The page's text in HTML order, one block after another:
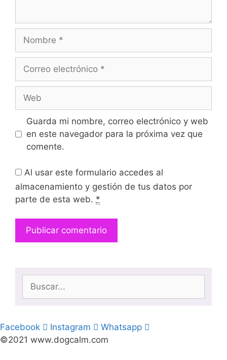
Nombre
Correo
Web
Guarda mi nombre, correo electrónico y web
en este navegador para la próxima vez que
comente.
Al usar este formulario accedes al
almacenamiento y gestión de tus datos por
parte de esta web. *
Buscar:
Facebook Instagram
Whatsapp
©2021 www.dogcalm.com